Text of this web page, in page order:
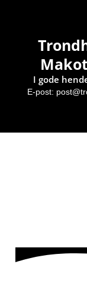
Makotokai Karate &
I gode
E-post: